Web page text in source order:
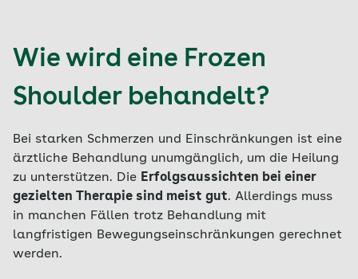
Wie wird eine Frozen
Shoulder behandelt?
Bei starken Schmerzen und Einschränkungen ist eine
ärztliche Behandlung unumgänglich, um die Heilung
zu unterstützen. Die Erfolgsaussichten bei einer
gezielten Therapie sind meist gut. Allerdings muss
in manchen Fällen trotz Behandlung mit
langfristigen Bewegungseinschränkungen gerechnet
werden.